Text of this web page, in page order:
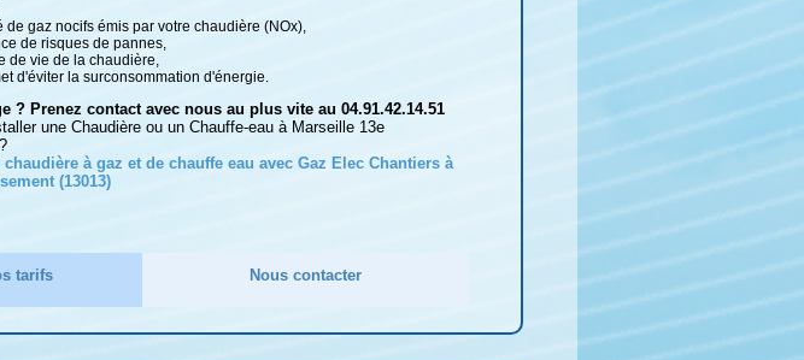
de gaz nocifs émis par votre chaudière (NOx),
de risques de pannes,
de vie de la chaudière,
d'éviter la surconsommation d'énergie.
? Prenez contact avec nous au plus vite au 04.91.42.14.51
une Chaudière ou un Chauffe-eau à Marseille 13e
à gaz et de chauffe eau avec Gaz Elec Chantiers à
(13013)
tarifs Nous contacter